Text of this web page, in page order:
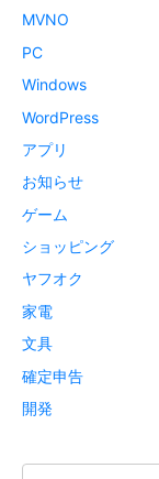
MVNO
PC
Windows
WordPress
アプリ
お知らせ
ゲーム
ショッピング
ヤフオク
家電
文具
確定申告
開発